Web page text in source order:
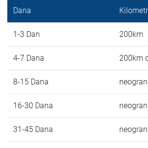
Dana
1-3 Dan 200km
4-7 Dana 200km
8-15 Dana
16-30 Dana
31-45 Dana